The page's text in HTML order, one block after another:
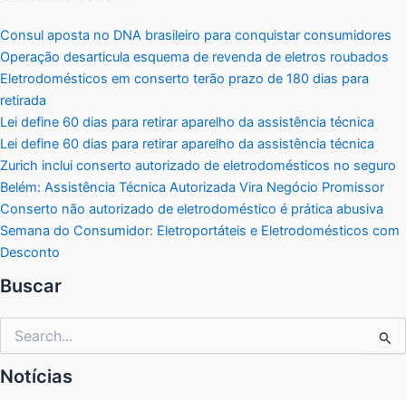
Consul aposta no DNA brasileiro para conquistar consumidores
Operação desarticula esquema de revenda de eletros roubados
Eletrodomésticos em conserto terão prazo de 180 dias para
retirada
Lei define 60 dias para retirar aparelho da assistência técnica
Lei define 60 dias para retirar aparelho da assistência técnica
Zurich inclui conserto autorizado de eletrodomésticos no seguro
Belém: Assistência Técnica Autorizada Vira Negócio Promissor
Conserto não autorizado de eletrodoméstico é prática abusiva
Semana do Consumidor: Eletroportáteis e Eletrodomésticos com
Desconto
Buscar
por:
Notícias